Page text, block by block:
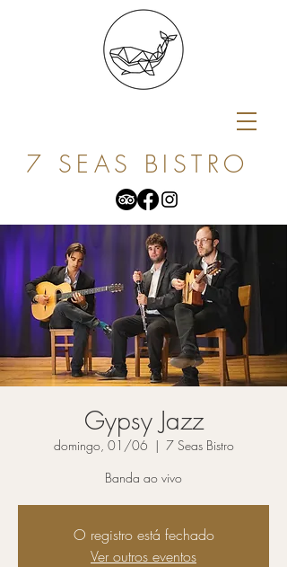
7 SEAS BISTRO
Gypsy Jazz
domingo, 01/06
  |
7 Seas Bistro
Banda ao vivo
O registro está fechado
Ver outros eventos